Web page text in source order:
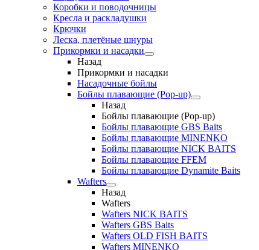
Коробки и поводочницы
Кресла и раскладушки
Крючки
Леска, плетёные шнуры
Прикормки и насадки
Назад
Прикормки и насадки
Насадочные бойлы
Бойлы плавающие (Pop-up)
Назад
Бойлы плавающие (Pop-up)
Бойлы плавающие GBS Baits
Бойлы плавающие MINENKO
Бойлы плавающие NICK BAITS
Бойлы плавающие FFEM
Бойлы плавающие Dynamite Baits
Wafters
Назад
Wafters
Wafters NICK BAITS
Wafters GBS Baits
Wafters OLD FISH BAITS
Wafters MINENKO